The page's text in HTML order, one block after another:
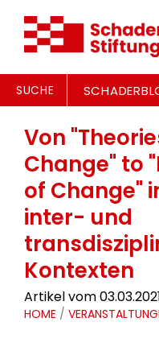
SUCHE
Von
Change" to
of Change"
inter- und
Kontexten
Artikel vom
HOME /